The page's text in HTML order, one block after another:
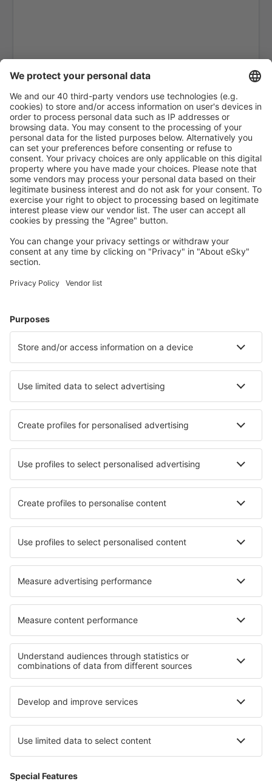
Ronneby Airport (RNB)
Salen Scandinavian Mountains Apt. (SCR)
Skelleftea Airport (SFT)
Stockholm
Malmo Sturup (MMX)
Sundsvall Harnosand (SDL)
Sveg Airport (EVG)
Trollhättan-Vänersborg Airport (THN)
Umea Airport (UME)
Visby Airport (VBY)
Stockholm
Vaxjo Smaland (VXO)